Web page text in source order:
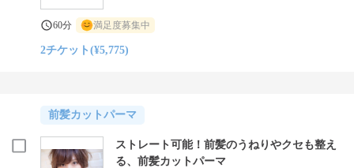
60分 満足度募集中
2チケット(¥5,775)
前髪カットパーマ
ストレート可能！前髪のうねりやクセも整え
る、前髪カットパーマ